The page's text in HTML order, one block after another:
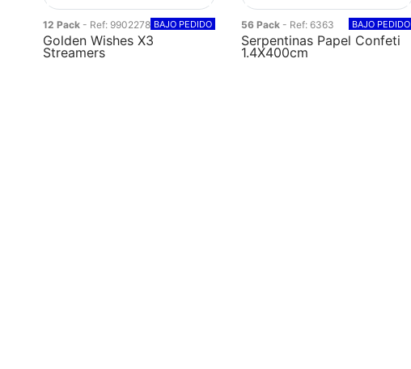
12 Pack - Ref: 9902278 BAJO PEDIDO
Golden Wishes X3
Streamers
56 Pack - Ref: 6363 BAJO PEDIDO
Serpentinas Papel Confeti
1.4X400cm